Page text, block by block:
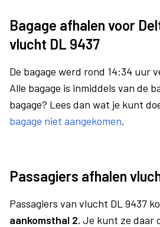
Bagage afhalen voor
vlucht DL 9437
De bagage werd rond 14:34 uur
Alle bagage is inmiddels van de
bagage? Lees dan wat je kunt
bagage niet aangekomen.
Passagiers afhalen
Passagiers van vlucht DL 9437
aankomsthal 2. Je kunt ze daar